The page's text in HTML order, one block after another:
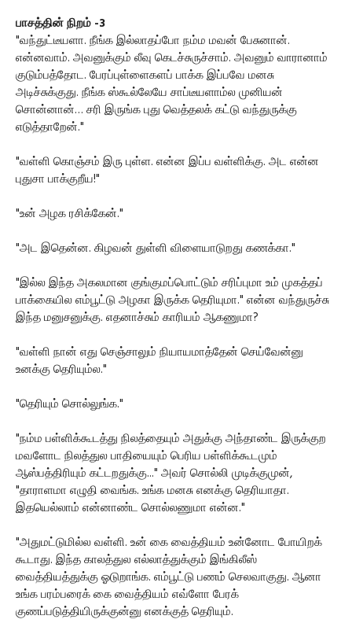
பாசத்தின் நிறம் -3
"வந்துட்டீயளா. நீங்க இல்லாதப்போ நம்ம மவன் பேசுனான்.
என்னவாம். அவனுக்கும் லீவு கெடச்சுருச்சாம். அவனும் வாரானாம்
குடும்பத்தோட. பேரப்புள்ளைகளப் பாக்க இப்பவே மனசு
அடிச்சுக்குது. நீங்க ஸ்கூல்லேயே சாப்டீயளாம்ல முனியன்
சொன்னான்… சரி இருங்க புது வெத்தலக் கட்டு வந்துருக்கு
எடுத்தாறேன்."
"வள்ளி கொஞ்சம் இரு புள்ள. என்ன இப்ப வள்ளிக்கு. அட என்ன
புதுசா பாக்குறீய!"
"உன் அழக ரசிக்கேன்."
"அட இதென்ன. கிழவன் துள்ளி விளையாடுறது கணக்கா."
"இல்ல இந்த அகலமான குங்குமப்பொட்டும் சரிப்புமா உம் முகத்தப்
பாக்கையில எம்பூட்டு அழகா இருக்க தெரியுமா." என்ன வந்துருச்சு
இந்த மனுசனுக்கு. எதனாச்சும் காரியம் ஆகணுமா?
"வள்ளி நான் எது செஞ்சாலும் நியாயமாத்தேன் செய்வேன்னு
உனக்கு தெரியும்ல."
"தெரியும் சொல்லுங்க."
"நம்ம பள்ளிக்கூடத்து நிலத்தையும் அதுக்கு அந்தாண்ட இருக்குற
மவளோட நிலத்துல பாதியையும் பெரிய பள்ளிக்கூடமும்
ஆஸ்பத்திரியும் கட்டறதுக்கு..." அவர் சொல்லி முடிக்குமுன்,
"தாராளமா எழுதி வைங்க. உங்க மனசு எனக்கு தெரியாதா.
இதயெல்லாம் என்னாண்ட சொல்லணுமா என்ன."
"அதுமட்டுமில்ல வள்ளி. உன் கை வைத்தியம் உன்னோட போயிறக்
கூடாது. இந்த காலத்துல எல்லாத்துக்கும் இங்கிலீஸ்
வைத்தியத்துக்கு ஓடுறாங்க. எம்பூட்டு பணம் செலவாகுது. ஆனா
உங்க பரம்பரைக் கை வைத்தியம் எவ்ளோ பேரக்
குணப்படுத்தியிருக்குன்னு எனக்குத் தெரியும்.